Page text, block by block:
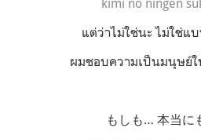
แต่ว่าไม่ใช่นะ ไม่ใช่แ
ผมชอบความเป็นมนุษย์ใ
もしも… 本当に